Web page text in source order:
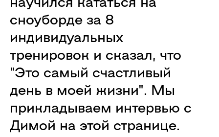
сноуборде за 8
индивидуальных
тренировок и сказал, что
"Это самый счастливый
день в моей жизни". Мы
прикладываем интервью с
Димой на этой странице.